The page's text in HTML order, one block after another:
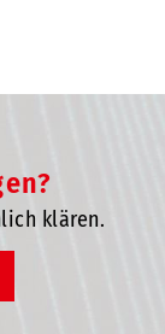
klären.